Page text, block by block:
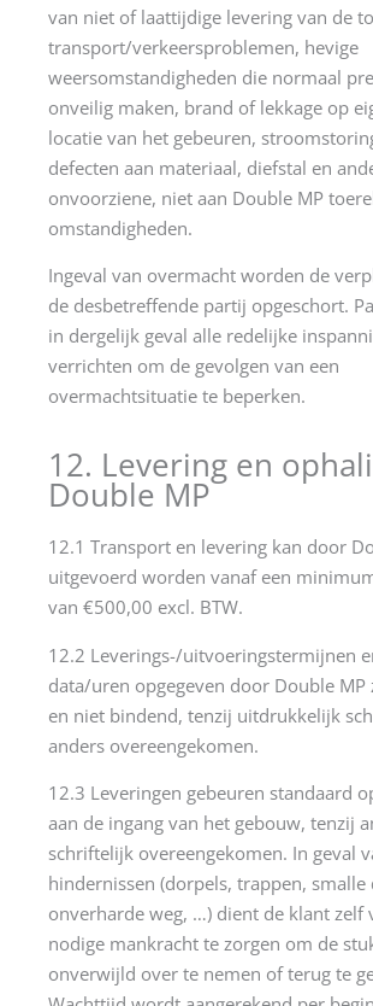
van niet of laattijdige levering van de
transport/verkeersproblemen, hevige
weersomstandigheden die normaal
onveilig maken, brand of lekkage op
locatie van het gebeuren,
defecten aan materiaal, diefstal en
onvoorziene, niet aan Double MP
omstandigheden.
Ingeval van overmacht worden de
de desbetreffende partij opgeschort.
in dergelijk geval alle redelijke
verrichten om de gevolgen van een
overmachtsituatie te beperken.
12. Levering en
Double MP
12.1 Transport en levering kan door
uitgevoerd worden vanaf een
van €500,00 excl. BTW.
12.2 Leverings-/uitvoeringstermijnen
data/uren opgegeven door Double
en niet bindend, tenzij uitdrukkelijk
anders overeengekomen.
12.3 Leveringen gebeuren standaard
aan de ingang van het gebouw, tenzij
schriftelijk overeengekomen. In geval
hindernissen (dorpels, trappen, smalle
onverharde weg, …) dient de klant zelf
nodige mankracht te zorgen om de
onverwijld over te nemen of terug te